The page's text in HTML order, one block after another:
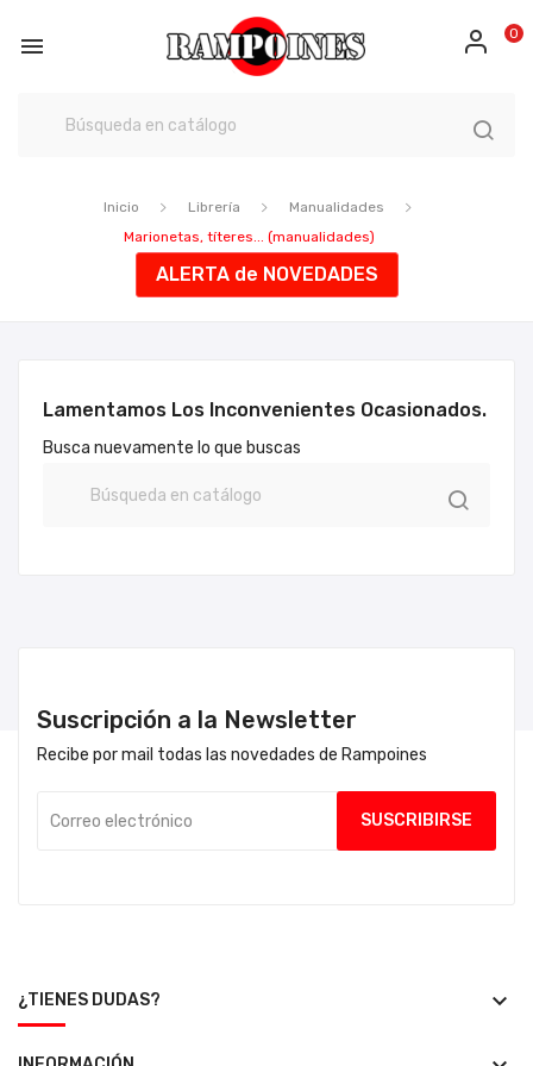
 0
Inicio Librería
Manualidades
Marionetas, títeres... (manualidades)
ALERTA de NOVEDADES
Lamentamos Los Inconvenientes Ocasionados.
Busca nuevamente lo que buscas
Suscripción a la Newsletter
Recibe por mail todas las novedades de Rampoines
¿TIENES DUDAS? keyboard_arrow_down